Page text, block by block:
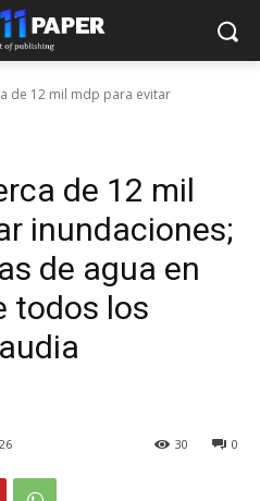
de 12 mil mdp para evitar
de 12 mil
inundaciones;
de agua en
todos los
0
30